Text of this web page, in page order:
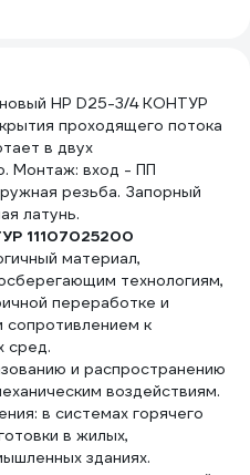
НР D25-3/4 КОНТУР
проходящего потока
в двух
Монтаж: вход - ПП
резьба. Запорный
латунь.
11107025200
материал,
технологиям,
переработке и
к
сред.
и распространению
воздействиям.
в системах горячего
в жилых,
зданиях.